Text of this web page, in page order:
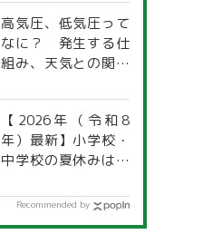
高気圧、低気圧って
なに？ 発生する仕
組み、天気との関係
【2026年（令和8
年）最新】小学校・
中学校の夏休みはい
道府県別「夏季休暇
Recommended by